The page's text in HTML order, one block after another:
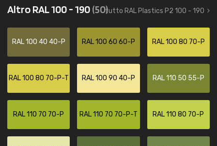
Altro RAL 100 - 190(50)tutto RAL Plastics P2 100 - 190
RAL 100 40 40-P RAL 100 60 60-P RAL 100 80 70-P
RAL 100 80 70-P-T RAL 100 90 40-P RAL 110 50 55-P
RAL 110 70 70-P RAL 110 70 70-P-T RAL 110 80 70-P